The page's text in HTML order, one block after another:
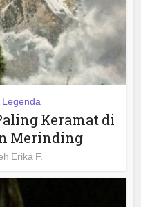
Legenda
Keramat di
Merinding
Erika F.